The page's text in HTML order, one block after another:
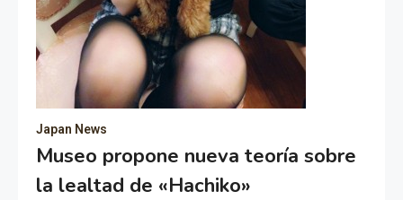
Japan News
Museo propone nueva teoría sobre
la lealtad de «Hachiko»